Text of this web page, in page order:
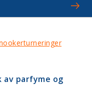
av parfyme og